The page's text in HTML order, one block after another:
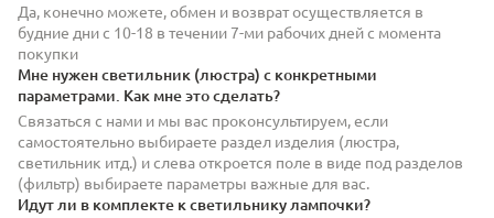
Да, конечно можете, обмен и возврат осуществляется в
будние дни с 10-18 в течении 7-ми рабочих дней с момента
покупки
Мне нужен светильник (люстра) с конкретными
параметрами. Как мне это сделать?
Связаться с нами и мы вас проконсультируем, если
самостоятельно выбираете раздел изделия (люстра,
светильник итд.) и слева откроется поле в виде под разделов
(фильтр) выбираете параметры важные для вас.
Идут ли в комплекте к светильнику лампочки?